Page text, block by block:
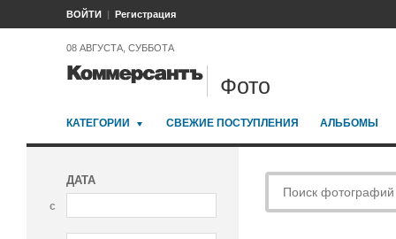
ВОЙТИ Регистрация
08 АВГУСТА, СУББОТА
Фото
КАТЕГОРИИ СВЕЖИЕ ПОСТУПЛЕНИЯ АЛЬБОМЫ
ДАТА
с